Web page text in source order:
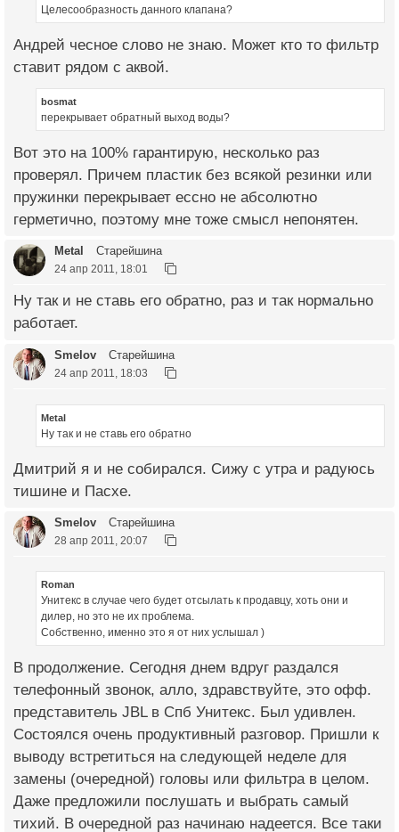
Целесообразность данного клапана?
Андрей чесное слово не знаю. Может кто то фильтр
ставит рядом с аквой.
bosmat
перекрывает обратный выход воды?
Вот это на 100% гарантирую, несколько раз
проверял. Причем пластик без всякой резинки или
пружинки перекрывает ессно не абсолютно
герметично, поэтому мне тоже смысл непонятен.
Metal Старейшина
24 апр 2011, 18:01
Ну так и не ставь его обратно, раз и так нормально
работает.
Smelov Старейшина
24 апр 2011, 18:03
Metal
Ну так и не ставь его обратно
Дмитрий я и не собирался. Сижу с утра и радуюсь
тишине и Пасхе.
Smelov Старейшина
28 апр 2011, 20:07
Roman
Унитекс в случае чего будет отсылать к продавцу, хоть они и
дилер, но это не их проблема.
Собственно, именно это я от них услышал )
В продолжение. Сегодня днем вдруг раздался
телефонный звонок, алло, здравствуйте, это офф.
представитель JBL в Спб Унитекс. Был удивлен.
Состоялся очень продуктивный разговор. Пришли к
выводу встретиться на следующей неделе для
замены (очередной) головы или фильтра в целом.
Даже предложили послушать и выбрать самый
тихий. В очередной раз начинаю надеется. Все таки